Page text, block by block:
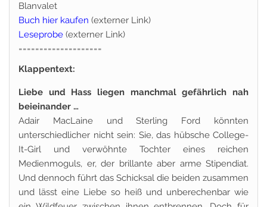
Blanvalet
Buch hier kaufen (externer Link)
Leseprobe (externer Link)
====================
Klappentext:
Liebe und Hass liegen manchmal gefährlich nah
beieinander …
Adair MacLaine und Sterling Ford könnten
unterschiedlicher nicht sein: Sie, das hübsche College-
It-Girl und verwöhnte Tochter eines reichen
Medienmoguls, er, der brillante aber arme Stipendiat.
Und dennoch führt das Schicksal die beiden zusammen
und lässt eine Liebe so heiß und unberechenbar wie